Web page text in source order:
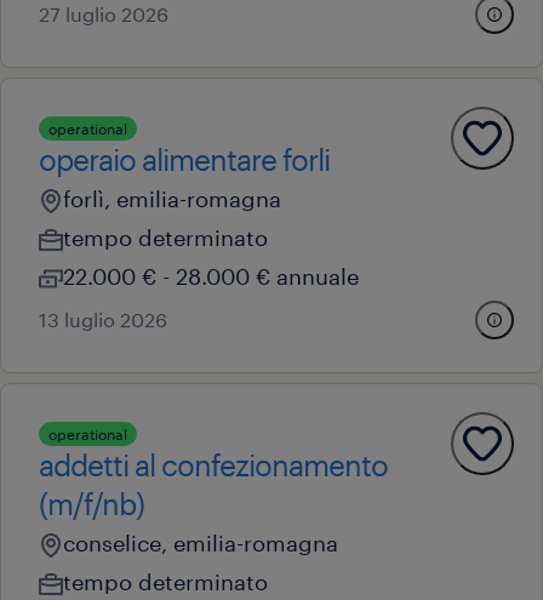
27 luglio 2026
operational
operaio alimentare forli
forlì, emilia-romagna
tempo determinato
22.000 € - 28.000 € annuale
13 luglio 2026
operational
addetti al confezionamento
(m/f/nb)
conselice, emilia-romagna
tempo determinato